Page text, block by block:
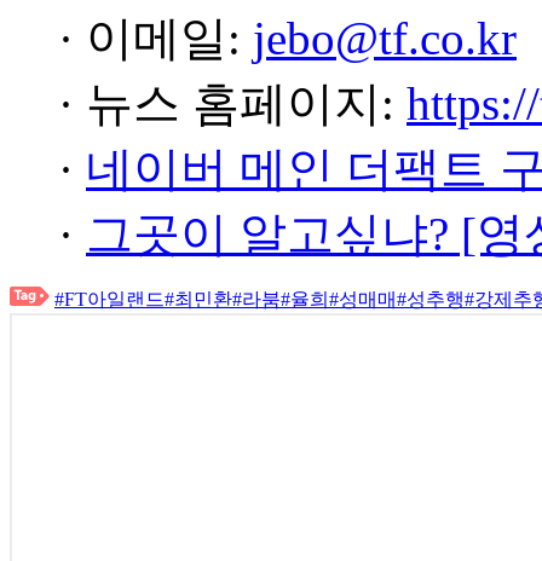
· 이메일: jebo@tf.co.kr
· 뉴스 홈페이지:
· 네이버 메인 더팩트
· 그곳이 알고싶냐? [
#FT아일랜드#최민환#라붐#율희 #성매매#성추행#강제추